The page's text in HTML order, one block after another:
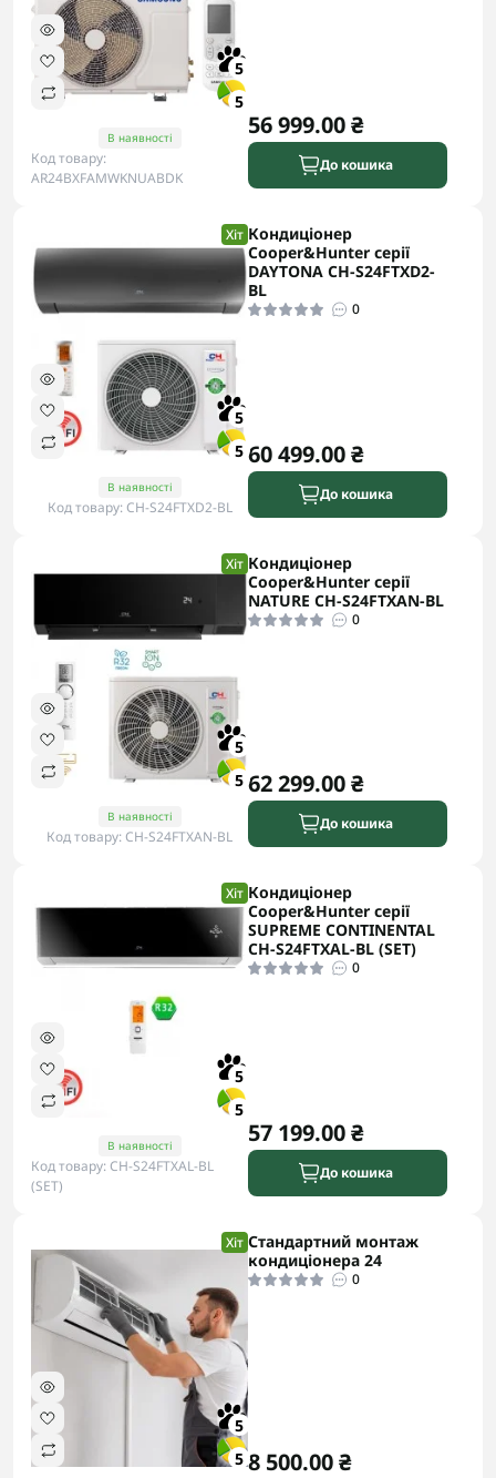
5
5
В наявності
Код товару:
AR24BXFAMWKNUABDK
56 999.00 ₴
До кошика
Хіт
5
5
В наявності
Код товару: CH-S24FTXD2-BL
Кондиціонер
Cooper&Hunter серії
DAYTONA CH-S24FTXD2-
BL
0
60 499.00 ₴
До кошика
Хіт
5
5
В наявності
Код товару: CH-S24FTXAN-BL
Кондиціонер
Cooper&Hunter серії
NATURE CH-S24FTXAN-BL
0
62 299.00 ₴
До кошика
Хіт
5
5
В наявності
Код товару: CH-S24FTXAL-BL
(SET)
Кондиціонер
Cooper&Hunter серії
SUPREME CONTINENTAL
CH-S24FTXAL-BL (SET)
0
57 199.00 ₴
До кошика
Хіт
5
5
Стандартний монтаж
кондиціонера 24
0
8 500.00 ₴